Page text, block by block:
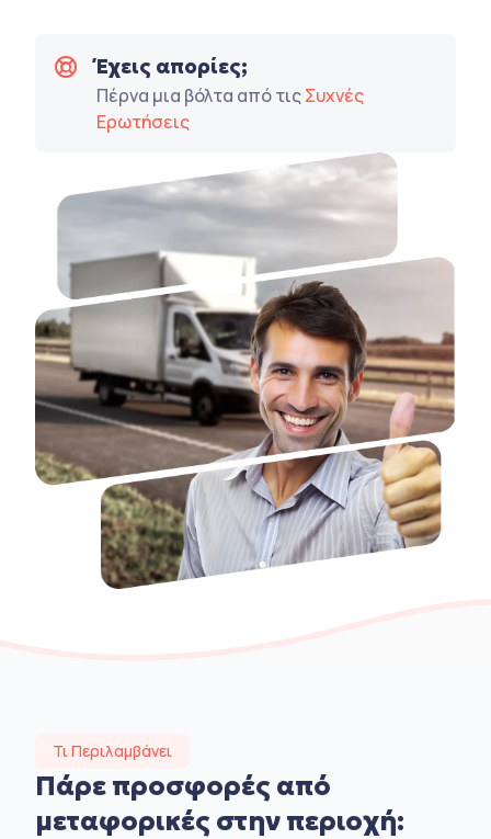
Έχεις απορίες;
Πέρνα μια βόλτα από τιςΣυχνές
Ερωτήσεις
Τι Περιλαμβάνει
Πάρε προσφορές από
μεταφορικές στην περιοχή: